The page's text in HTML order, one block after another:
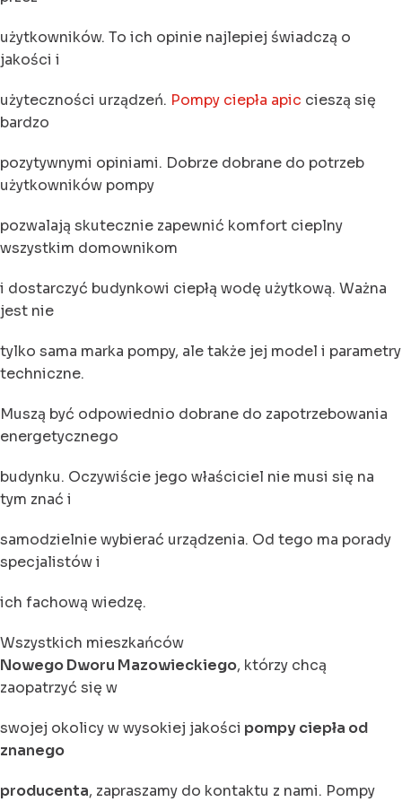
użytkowników. To ich opinie najlepiej świadczą o
jakości i
użyteczności urządzeń. Pompy ciepła apic cieszą się
bardzo
pozytywnymi opiniami. Dobrze dobrane do potrzeb
użytkowników pompy
pozwalają skutecznie zapewnić komfort cieplny
wszystkim domownikom
i dostarczyć budynkowi ciepłą wodę użytkową. Ważna
jest nie
tylko sama marka pompy, ale także jej model i parametry
techniczne.
Muszą być odpowiednio dobrane do zapotrzebowania
energetycznego
budynku. Oczywiście jego właściciel nie musi się na
tym znać i
samodzielnie wybierać urządzenia. Od tego ma porady
specjalistów i
ich fachową wiedzę.
Wszystkich mieszkańców
Nowego Dworu Mazowieckiego, którzy chcą
zaopatrzyć się w
swojej okolicy w wysokiej jakości pompy ciepła od
znanego
producenta, zapraszamy do kontaktu z nami. Pompy